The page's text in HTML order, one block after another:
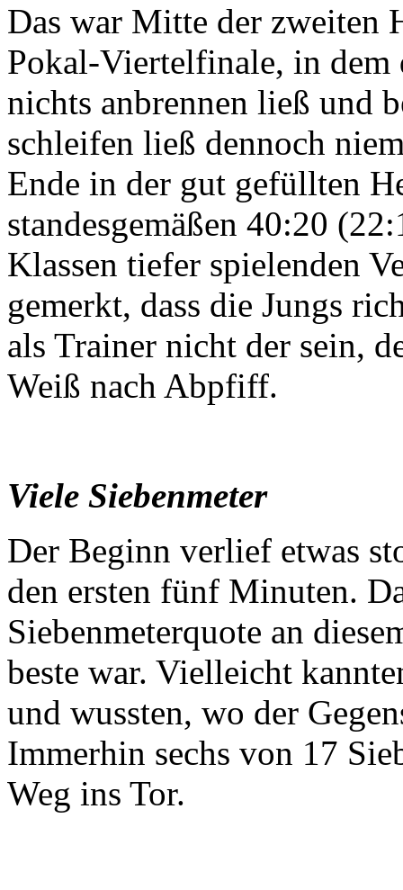
Das war Mitte der zweiten
Pokal-Viertelfinale, in dem
nichts anbrennen ließ und
schleifen ließ dennoch
Ende in der gut gefüllten
standesgemäßen 40:20
Klassen tiefer spielenden
gemerkt, dass die Jungs
als Trainer nicht der sein,
Weiß nach Abpfiff.
Viele Siebenmeter
Der Beginn verlief etwas
den ersten fünf Minuten.
Siebenmeterquote an
beste war. Vielleicht
und wussten, wo der
Immerhin sechs von 17
Weg ins Tor.